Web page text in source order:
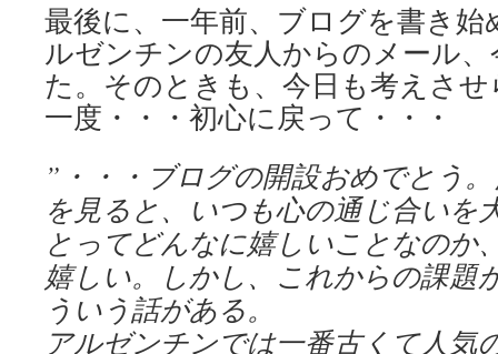
最後に、一年前、ブログを書き
ルゼンチンの友人からのメール
た。そのときも、今日も考えさ
一度・・・初心に戻って・・・
”・・・ブログの開設おめでとう
を見ると、いつも心の通じ合いを
とってどんなに嬉しいことなのか
嬉しい。しかし、これからの課題
ういう話がある。
アルゼンチンでは一番古くて人気